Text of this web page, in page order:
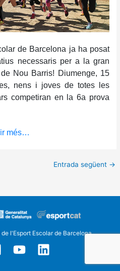
de Barcelona ja ha posat
necessaris per a la gran
Nou Barris! Diumenge, 15
nens i joves de totes les
competiran en la 6a prova
més…
Entrada següent →
l'Esport Escolar de Barcelona